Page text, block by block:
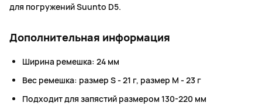
для погружений Suunto D5.
Дополнительная информация
Ширина ремешка: 24 мм
Вес ремешка: размер S - 21 г, размер M - 23 г
Подходит для запястий размером 130-220 мм